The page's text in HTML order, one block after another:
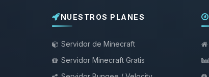
NUESTROS PLANES
Servidor de Minecraft
Servidor Minecraft Gratis